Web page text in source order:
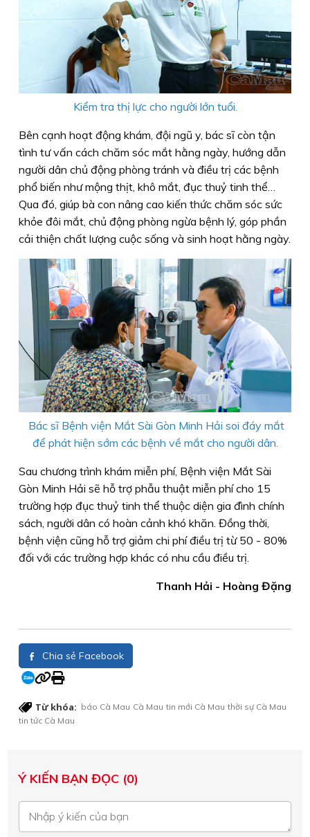
Kiểm tra thị lực cho người lớn tuổi.
Bên cạnh hoạt động khám, đội ngũ y, bác sĩ còn tận
tình tư vấn cách chăm sóc mắt hằng ngày, hướng dẫn
người dân chủ động phòng tránh và điều trị các bệnh
phổ biến như mộng thịt, khô mắt, đục thuỷ tinh thể…
Qua đó, giúp bà con nâng cao kiến thức chăm sóc sức
khỏe đôi mắt, chủ động phòng ngừa bệnh lý, góp phần
cải thiện chất lượng cuộc sống và sinh hoạt hằng ngày.
Bác sĩ Bệnh viện Mắt Sài Gòn Minh Hải soi đáy mắt
để phát hiện sớm các bệnh về mắt cho người dân.
Sau chương trình khám miễn phí, Bệnh viện Mắt Sài
Gòn Minh Hải sẽ hỗ trợ phẫu thuật miễn phí cho 15
trường hợp đục thuỷ tinh thể thuộc diện gia đình chính
sách, người dân có hoàn cảnh khó khăn. Đồng thời,
bệnh viện cũng hỗ trợ giảm chi phí điều trị từ 50 - 80%
đối với các trường hợp khác có nhu cầu điều trị.
Thanh Hải - Hoàng Đặng
Chia sẻ Facebook
Từ khóa: báo Cà Mau Cà Mau tin mới Cà Mau thời sự Cà Mau
tin tức Cà Mau
Ý KIẾN BẠN ĐỌC (0)